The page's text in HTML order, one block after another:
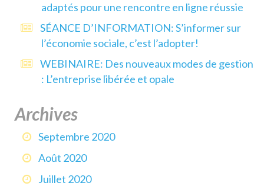
adaptés pour une rencontre en ligne réussie
SÉANCE D’INFORMATION: S’informer sur
l’économie sociale, c’est l’adopter!
WEBINAIRE: Des nouveaux modes de gestion
: L’entreprise libérée et opale
Archives
Septembre 2020
Août 2020
Juillet 2020